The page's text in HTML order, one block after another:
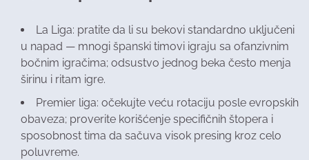
La Liga: pratite da li su bekovi standardno uključeni
u napad — mnogi španski timovi igraju sa ofanzivnim
bočnim igračima; odsustvo jednog beka često menja
širinu i ritam igre.
Premier liga: očekujte veću rotaciju posle evropskih
obaveza; proverite korišćenje specifičnih štopera i
sposobnost tima da sačuva visok presing kroz celo
poluvreme.